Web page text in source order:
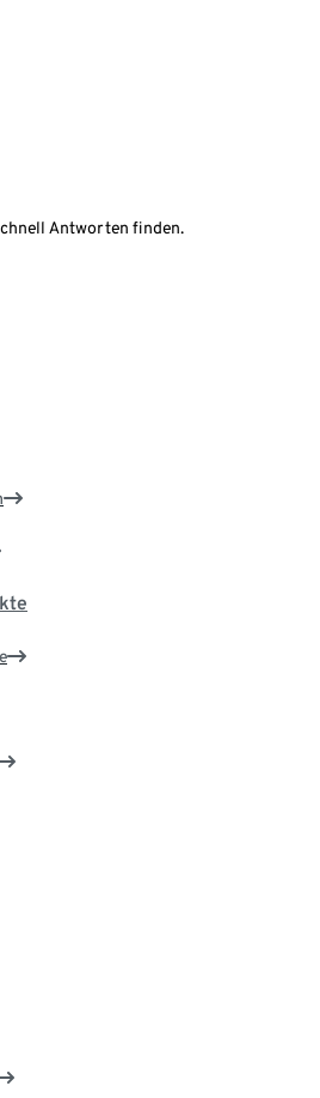
Antworten finden.